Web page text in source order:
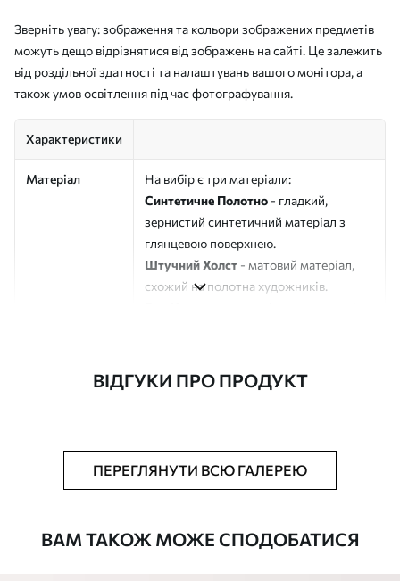
Зверніть увагу: зображення та кольори зображених предметів
можуть дещо відрізнятися від зображень на сайті. Це залежить
від роздільної здатності та налаштувань вашого монітора, а
також умов освітлення під час фотографування.
Характеристики
Матеріал
На вибір є три матеріали:
Синтетичне Полотно - гладкий,
зернистий синтетичний матеріал з
глянцевою поверхнею.
Штучний Холст - матовий матеріал,
схожий на полотна художників.
Додатково Можна додати лакове покриття.
ВІДГУКИ ПРО ПРОДУКТ
ПЕРЕГЛЯНУТИ ВСЮ ГАЛЕРЕЮ
ВАМ ТАКОЖ МОЖЕ СПОДОБАТИСЯ